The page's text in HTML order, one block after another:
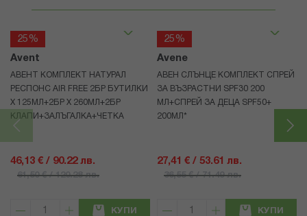
25%
Avent
АВЕНТ КОМПЛЕКТ НАТУРАЛ
РЕСПОНС AIR FREE 2БР БУТИЛКИ
Х 125МЛ+2БР Х 260МЛ+2БР
КЛАПИ+ЗАЛЪГАЛКА+ЧЕТКА
46,13 € / 90.22 лв.
61,50 € / 120.28 лв.
КУПИ
25%
Avene
АВЕН СЛЪНЦЕ КОМПЛЕКТ СПРЕЙ
ЗА ВЪЗРАСТНИ SPF30 200
МЛ+СПРЕЙ ЗА ДЕЦА SPF50+
200МЛ*
27,41 € / 53.61 лв.
36,55 € / 71.49 лв.
КУПИ